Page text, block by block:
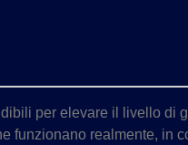
per elevare il livello di
funzionano realmente, in